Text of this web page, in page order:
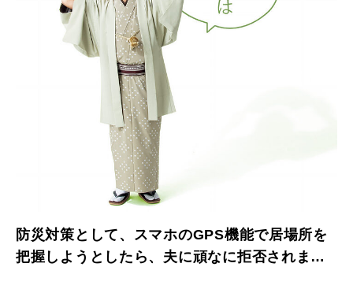
防災対策として、スマホのGPS機能で居場所を
把握しようとしたら、夫に頑なに拒否されまし